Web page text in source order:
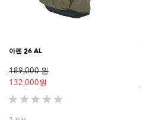
아렌 26 AL
189,000 원
132,000 원
별
5